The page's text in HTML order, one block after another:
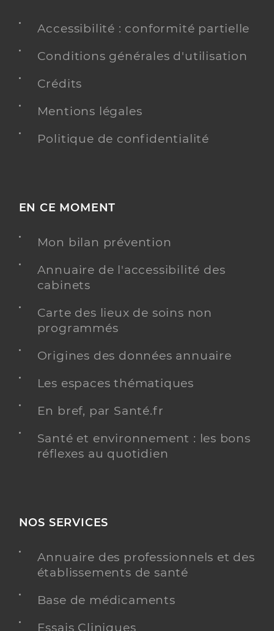
Accessibilité : conformité partielle
Conditions générales d'utilisation
Crédits
Mentions légales
Politique de confidentialité
EN CE MOMENT
Mon bilan prévention
Annuaire de l'accessibilité des
cabinets
Carte des lieux de soins non
programmés
Origines des données annuaire
Les espaces thématiques
En bref, par Santé.fr
Santé et environnement : les bons
réflexes au quotidien
NOS SERVICES
Annuaire des professionnels et des
établissements de santé
Base de médicaments
Essais Cliniques